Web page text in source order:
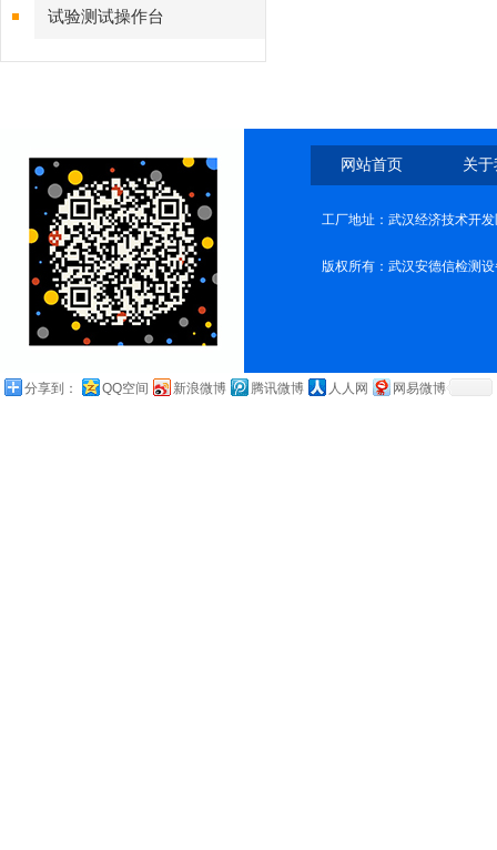
试验测试操作台
网站首页 关
工厂地址：武汉经济技术开
版权所有：武汉安德信检测
分享到： QQ空间 新浪微博 腾讯微博 人人网 网易微博